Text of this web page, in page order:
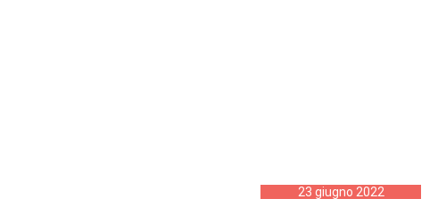
23 giugno 2022